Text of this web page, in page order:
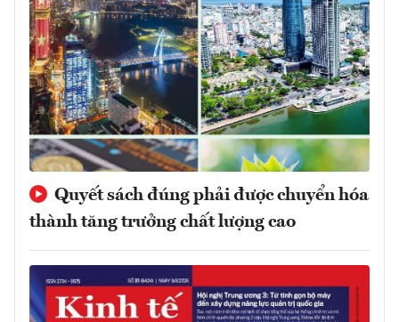
Quyết sách đúng phải được chuyển hóa
thành tăng trưởng chất lượng cao